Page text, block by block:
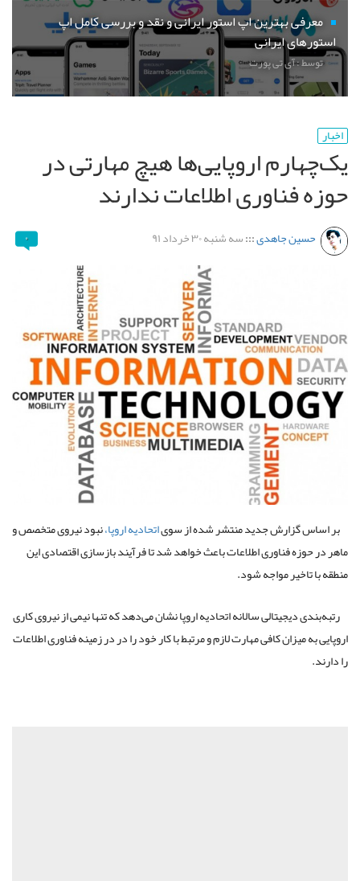
معرفی بهترین اپ استور ایرانی و نقد و بررسی کامل اپ
استورهای ایرانی
توسط : آی تی پورت
اخبار
یک‌چهارم اروپایی‌ها هیچ مهارتی در
حوزه فناوری اطلاعات ندارند
حسین جاهدی:::سه شنبه ۳۰ خرداد ۹۱ ۰
بر اساس گزارش جدید منتشر شده از سویاتحادیه اروپا،نبود نیروی متخصص و
ماهر در حوزه فناوری اطلاعات باعث خواهد شد تا فرآیند بازسازی اقتصادی این
منطقه با تاخیر مواجه شود.
رتبه‌بندی دیجیتالی سالانه اتحادیه اروپا نشان می‌دهد که تنها نیمی از نیروی کاری
اروپایی به میزان کافی مهارت لازم و مرتبط با کار خود را در در زمینه فناوری اطلاعات
را دارند.